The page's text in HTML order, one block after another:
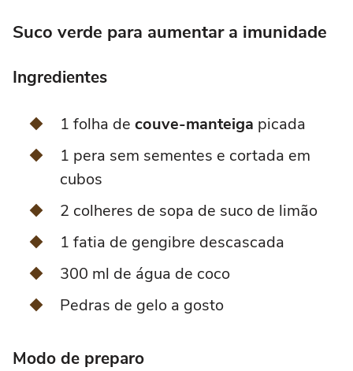
Suco verde para aumentar a imunidade
Ingredientes
1 folha de couve-manteiga picada
1 pera sem sementes e cortada em
cubos
2 colheres de sopa de suco de limão
1 fatia de gengibre descascada
300 ml de água de coco
Pedras de gelo a gosto
Modo de preparo